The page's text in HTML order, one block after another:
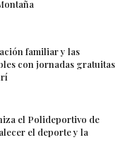
familiar y las
con jornadas gratuitas
el Polideportivo de
el deporte y la